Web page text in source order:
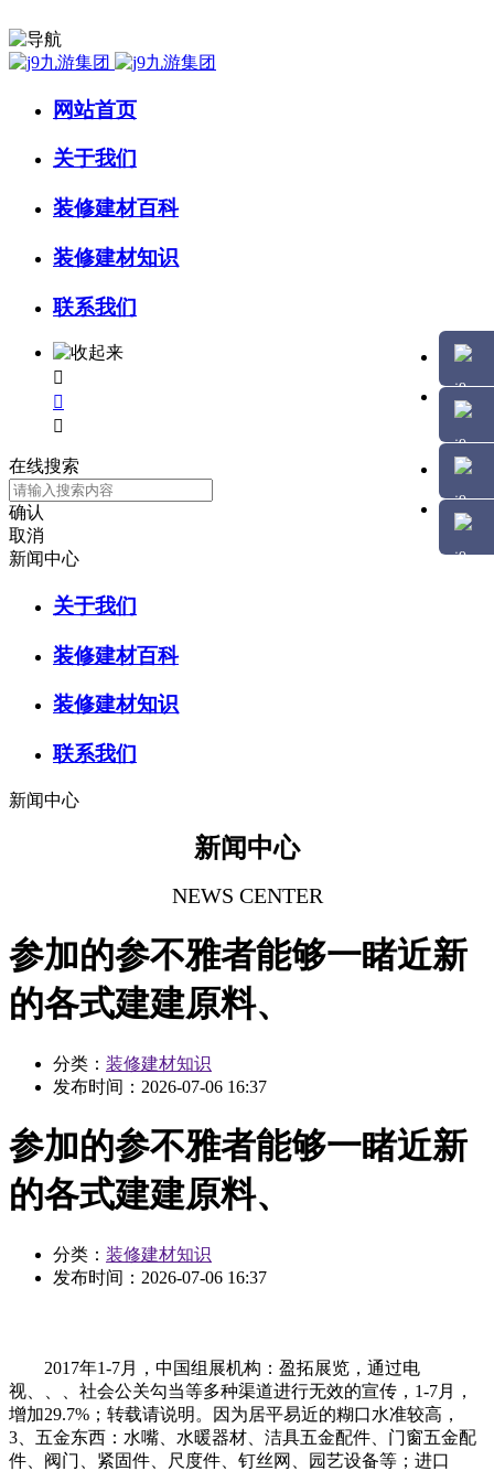
网站首页
关于我们
装修建材百科
装修建材知识
联系我们



在线搜索
确认
取消
新闻中心
关于我们
装修建材百科
装修建材知识
联系我们
新闻中心
新闻中心
NEWS CENTER
参加的参不雅者能够一睹近新
的各式建建原料、
分类： 装修建材知识
发布时间： 2026-07-06 16:37
参加的参不雅者能够一睹近新
的各式建建原料、
分类： 装修建材知识
发布时间： 2026-07-06 16:37
2017年1-7月，中国组展机构：盈拓展览，通过电
视、、、社会公关勾当等多种渠道进行无效的宣传，1-7月，
增加29.7%；转载请说明。因为居平易近的糊口水准较高，
3、五金东西：水嘴、水暖器材、洁具五金配件、门窗五金配
件、阀门、紧固件、尺度件、钉丝网、园艺设备等；进口